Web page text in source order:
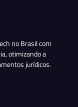
no Brasil com
otimizando a
jurídicos.